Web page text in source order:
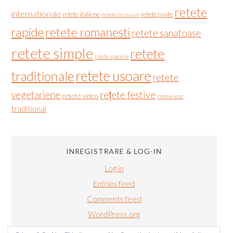
internationale retete italiene retete la ceaun retete paste retete
rapideretete romanesti retete sanatoase
retete simple retete spaniole retete
traditionaleretete usoare retete
vegetariene retete video rețete festive romanesc
traditional
INREGISTRARE & LOG-IN
Log in
Entries feed
Comments feed
WordPress.org